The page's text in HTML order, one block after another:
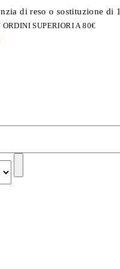
di reso o sostituzione di
SUPERIORI A 80€